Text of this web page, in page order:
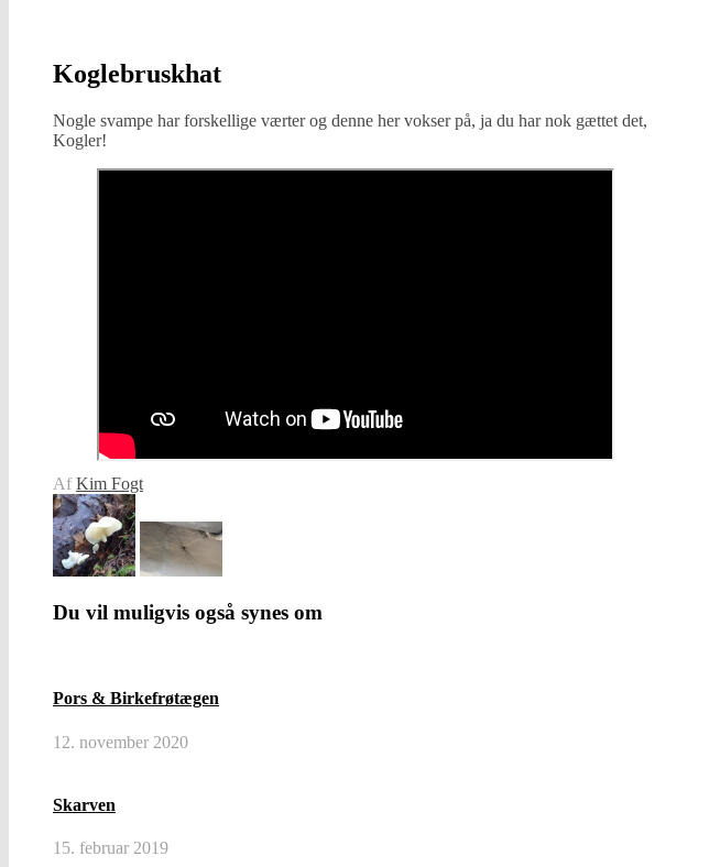
Koglebruskhat
Nogle svampe har forskellige værter og denne her vokser på, ja du har nok gættet det,
Kogler!
AfKim Fogt
Du vil muligvis også synes om
Pors & Birkefrøtægen
12. november 2020
Skarven
15. februar 2019